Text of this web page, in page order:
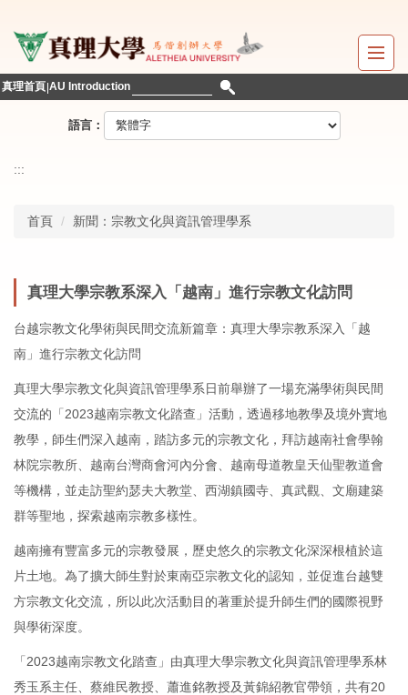
到
主
內
真理首頁 AU Introduction
語言：
:::
首頁 新聞：宗教文化與資訊管理學系
真理大學宗教系深入「越南」進行宗教文化訪問
台越宗教文化學術與民間交流新篇章：真理大學宗教系深入「越
南」進行宗教文化訪問
真理大學宗教文化與資訊管理學系日前舉辦了一場充滿學術與民間
交流的「2023越南宗教文化踏查」活動，透過移地教學及境外實地
教學，師生們深入越南，踏訪多元的宗教文化，拜訪越南社會學翰
林院宗教所、越南台灣商會河內分會、越南母道教皇天仙聖教道會
等機構，並走訪聖約瑟夫大教堂、西湖鎮國寺、真武觀、文廟建築
群等聖地，探索越南宗教多樣性。
越南擁有豐富多元的宗教發展，歷史悠久的宗教文化深深根植於這
片土地。為了擴大師生對於東南亞宗教文化的認知，並促進台越雙
方宗教文化交流，所以此次活動目的著重於提升師生們的國際視野
與學術深度。
「2023越南宗教文化踏查」由真理大學宗教文化與資訊管理學系林
秀玉系主任、蔡維民教授、蕭進銘教授及黃錦紹教官帶領，共有20